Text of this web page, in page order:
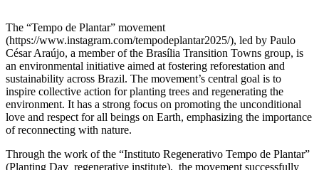
The “Tempo de Plantar” movement
(https://www.instagram.com/tempodeplantar2025/), led by Paulo
César Araújo, a member of the Brasília Transition Towns group, is
an environmental initiative aimed at fostering reforestation and
sustainability across Brazil. The movement’s central goal is to
inspire collective action for planting trees and regenerating the
environment. It has a strong focus on promoting the unconditional
love and respect for all beings on Earth, emphasizing the importance
of reconnecting with nature.
Through the work of the “Instituto Regenerativo Tempo de Plantar”
(Planting Day regenerative institute), the movement successfully